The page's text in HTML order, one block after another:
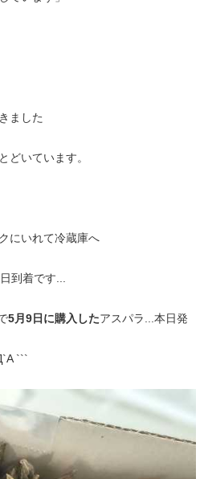
ました
どいています。
にいれて冷蔵庫へ
到着です...
5月9日に購入したアスパラ...本日発
```